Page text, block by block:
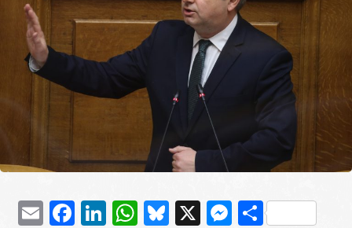
EmailFacebook
LinkedIn
WhatsApp
Bluesky
X